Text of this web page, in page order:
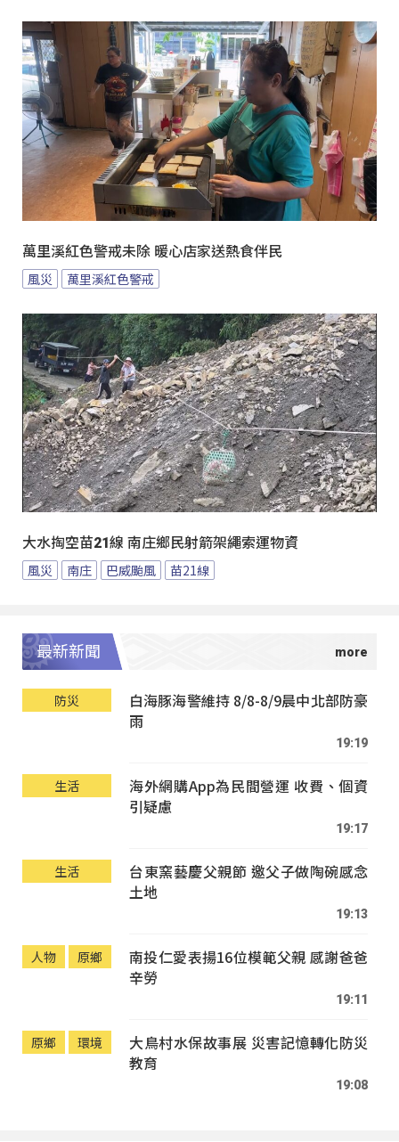
萬里溪紅色警戒未除 暖心店家送熱食伴民
風災 萬里溪紅色警戒
大水掏空苗21線 南庄鄉民射箭架繩索運物資
風災 南庄 巴威颱風 苗21線
最新新聞
防災
白海豚海警維持 8/8-8/9晨中北部防豪
雨
19:19
生活
海外網購App為民間營運 收費、個資
引疑慮
19:17
生活
台東窯藝慶父親節 邀父子做陶碗感念
土地
19:13
人物 原鄉
南投仁愛表揚16位模範父親 感謝爸爸
辛勞
19:11
原鄉 環境
大鳥村水保故事展 災害記憶轉化防災
教育
19:08